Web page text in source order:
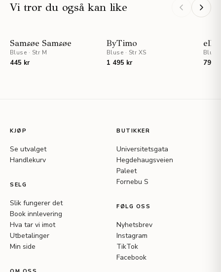
Vi tror du også kan like
Samsøe Samsøe
Bluse · Str M
445 kr
ByTimo
Bluse · Str XS
1 495 kr
Bluse
795
KJØP
Se utvalget
Handlekurv
SELG
Slik fungerer det
Book innlevering
Hva tar vi imot
Utbetalinger
Min side
BUTIKKER
Universitetsgata
Hegdehaugsveien
Paleet
Fornebu S
FØLG OSS
Nyhetsbrev
Instagram
TikTok
Facebook